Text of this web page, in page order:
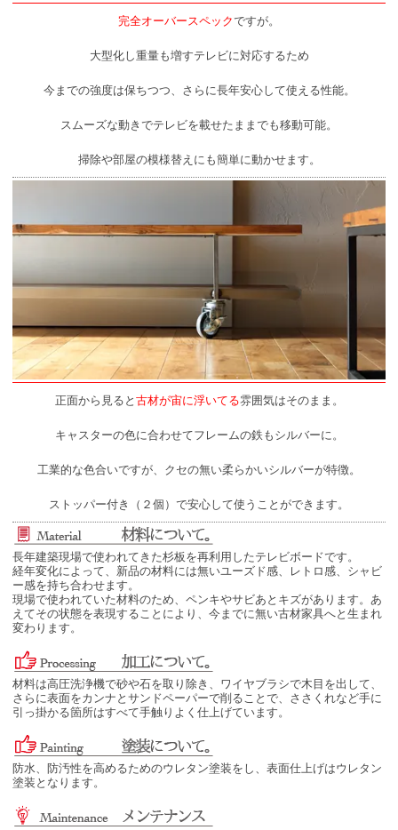
完全オーバースペックですが。
大型化し重量も増すテレビに対応するため
今までの強度は保ちつつ、さらに長年安心して使える性能。
スムーズな動きでテレビを載せたままでも移動可能。
掃除や部屋の模様替えにも簡単に動かせます。
正面から見ると 古材が宙に浮いてる雰囲気はそのまま。
キャスターの色に合わせてフレームの鉄もシルバーに。
工業的な色合いですが、クセの無い柔らかいシルバーが特徴。
ストッパー付き（２個）で安心して使うことができます。
長年建築現場で使われてきた杉板を再利用したテレビボードです。
経年変化によって、新品の材料には無いユーズド感、レトロ感、シャビ
ー感を持ち合わせます。
現場で使われていた材料のため、ペンキやサビあとキズがあります。あ
えてその状態を表現することにより、今までに無い古材家具へと生まれ
変わります。
材料は高圧洗浄機で砂や石を取り除き、ワイヤブラシで木目を出して、
さらに表面をカンナとサンドペーパーで削ることで、ささくれなど手に
引っ掛かる箇所はすべて手触りよく仕上げています。
防水、防汚性を高めるためのウレタン塗装をし、表面仕上げはウレタン
塗装となります。